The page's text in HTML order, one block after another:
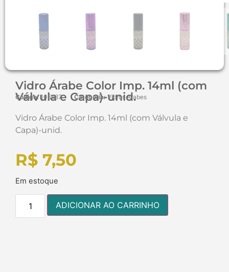
Vidro Árabe Color Imp. 14ml (com
Válvula e Capa)-unid.
Código:105687 Categoria: Vidros Arabes
Vidro Árabe Color Imp. 14ml (com Válvula e
Capa)-unid.
R$ 7,50
Em estoque
ADICIONAR AO CARRINHO